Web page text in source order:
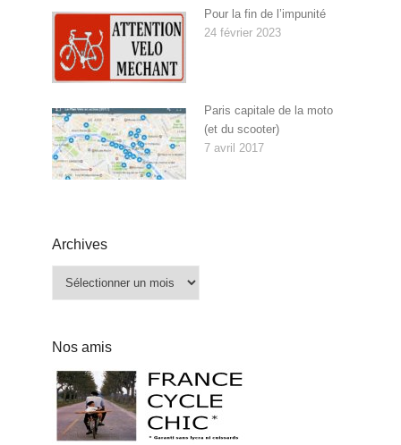
Pour la fin de l’impunité
24 février 2023
Paris capitale de la moto
(et du scooter)
7 avril 2017
Archives
Nos amis